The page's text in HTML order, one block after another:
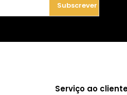
Subscrever
Serviço ao